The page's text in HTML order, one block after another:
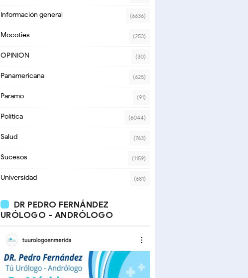
Información general (6636)
Mocoties (253)
OPINION (30)
Panamericana (625)
Paramo (91)
Política (6044)
Salud (763)
Sucesos (1159)
Universidad (681)
DR PEDRO FERNÁNDEZ
URÓLOGO - ANDRÓLOGO